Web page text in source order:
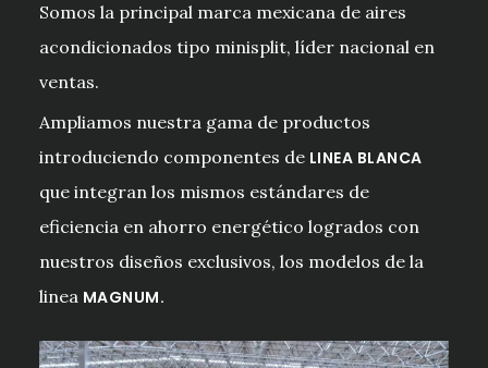
Somos la principal marca mexicana de aires
acondicionados tipo minisplit, líder nacional en
ventas.
Ampliamos nuestra gama de productos
introduciendo componentes de LINEA BLANCA
que integran los mismos estándares de
eficiencia en ahorro energético logrados con
nuestros diseños exclusivos, los modelos de la
linea MAGNUM.